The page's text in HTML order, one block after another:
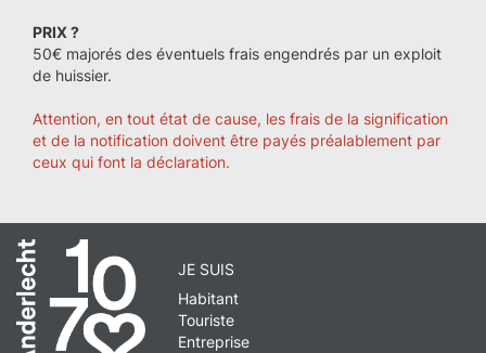
PRIX ?
50€ majorés des éventuels frais engendrés par un exploit
de huissier.
Attention, en tout état de cause, les frais de la signification
et de la notification doivent être payés préalablement par
ceux qui font la déclaration.
JE SUIS
Habitant
Touriste
Entreprise